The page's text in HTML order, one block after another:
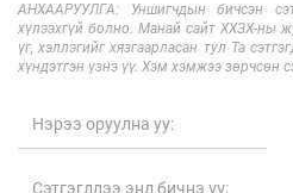
АНХААРУУЛГА: Уншигчдын бичсэн
хүлээхгүй болно. Манай сайт ХХЗХ-ны
үг, хэллэгийг хязгаарласан тул Та
хүндэтгэн үзнэ үү. Хэм хэмжээ зөрчсөн